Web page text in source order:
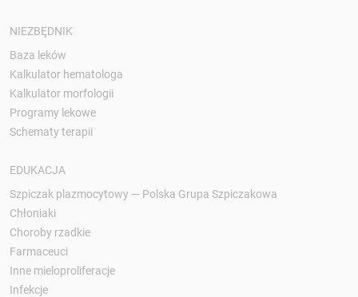
NIEZBĘDNIK
Baza leków
Kalkulator hematologa
Kalkulator morfologii
Programy lekowe
Schematy terapii
EDUKACJA
Szpiczak plazmocytowy — Polska Grupa Szpiczakowa
Chłoniaki
Choroby rzadkie
Farmaceuci
Inne mieloproliferacje
Infekcje